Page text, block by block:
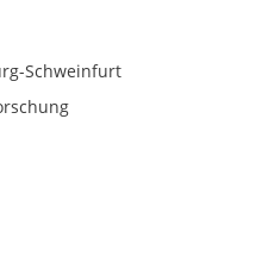
Schweinfurt